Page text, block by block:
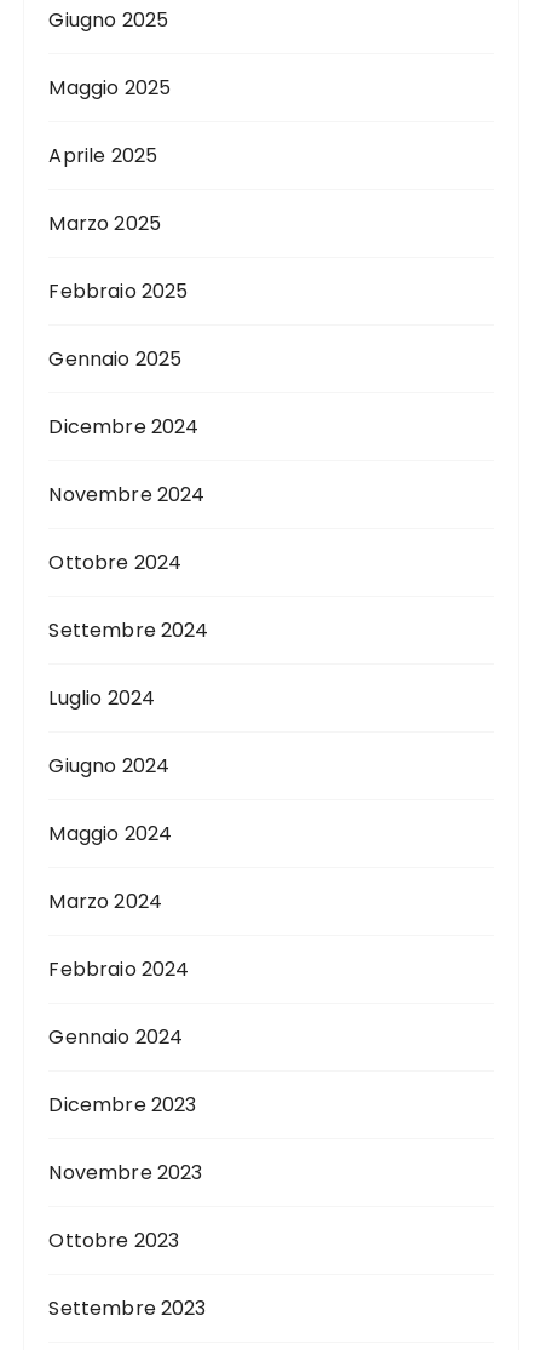
Giugno 2025
Maggio 2025
Aprile 2025
Marzo 2025
Febbraio 2025
Gennaio 2025
Dicembre 2024
Novembre 2024
Ottobre 2024
Settembre 2024
Luglio 2024
Giugno 2024
Maggio 2024
Marzo 2024
Febbraio 2024
Gennaio 2024
Dicembre 2023
Novembre 2023
Ottobre 2023
Settembre 2023